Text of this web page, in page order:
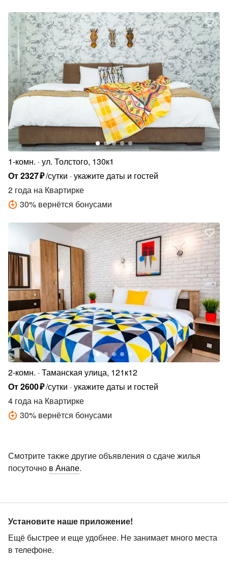
1-комн. ул. Толстого, 130к1
От2327₽/сутки укажите даты и гостей
2 года на Квартирке
30% вернётся бонусами
2-комн. Таманская улица, 121к12
От2600₽/сутки укажите даты и гостей
4 года на Квартирке
30% вернётся бонусами
Смотрите также другие объявления о сдаче жилья
посуточно в Анапе.
Установите наше приложение!
Ещё быстрее и еще удобнее. Не занимает много места
в телефоне.